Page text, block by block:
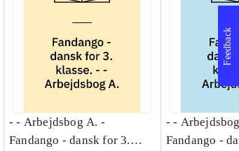
- - Arbejdsbog A. -
Fandango - dansk for 3.
- -
Fandango -
Feedback